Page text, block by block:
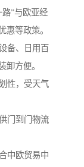
”与欧亚经
惠等政策。
备、日用百
卸方便。
性，受天气
门到门物流
中欧贸易中